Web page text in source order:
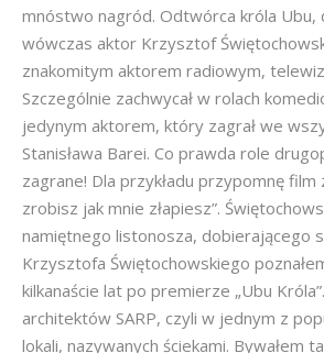
mnóstwo nagród. Odtwórca króla Ubu,
wówczas aktor Krzysztof Świętochowski
znakomitym aktorem radiowym,
Szczególnie zachwycał w rolach
jedynym aktorem, który zagrał we
Stanisława Barei. Co prawda role
zagrane! Dla przykładu przypomnę film
zrobisz jak mnie złapiesz”.
namiętnego listonosza, dobierającego
Krzysztofa Świętochowskiego
kilkanaście lat po premierze „Ubu
architektów SARP, czyli w jednym z
lokali, nazywanych ściekami. Bywałem